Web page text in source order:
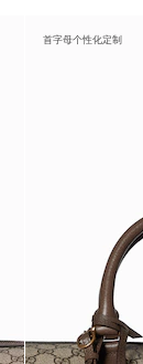
首字母个性化定制